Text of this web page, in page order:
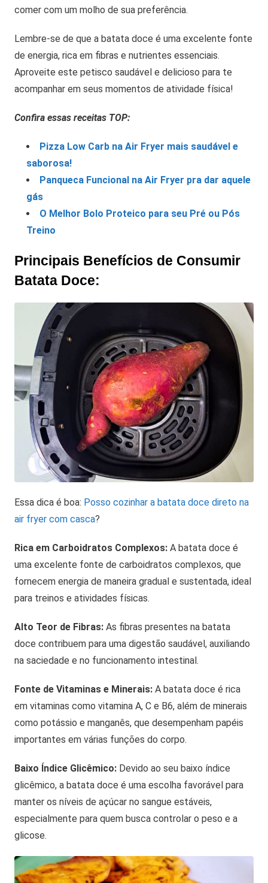
comer com um molho de sua preferência.
Lembre-se de que a batata doce é uma excelente fonte
de energia, rica em fibras e nutrientes essenciais.
Aproveite este petisco saudável e delicioso para te
acompanhar em seus momentos de atividade física!
Confira essas receitas TOP:
Pizza Low Carb na Air Fryer mais saudável e
saborosa!
Panqueca Funcional na Air Fryer pra dar aquele
gás
O Melhor Bolo Proteico para seu Pré ou Pós
Treino
Principais Benefícios de Consumir
Batata Doce:
Essa dica é boa: Posso cozinhar a batata doce direto na
air fryer com casca?
Rica em Carboidratos Complexos: A batata doce é
uma excelente fonte de carboidratos complexos, que
fornecem energia de maneira gradual e sustentada, ideal
para treinos e atividades físicas.
Alto Teor de Fibras: As fibras presentes na batata
doce contribuem para uma digestão saudável, auxiliando
na saciedade e no funcionamento intestinal.
Fonte de Vitaminas e Minerais: A batata doce é rica
em vitaminas como vitamina A, C e B6, além de minerais
como potássio e manganês, que desempenham papéis
importantes em várias funções do corpo.
Baixo Índice Glicêmico: Devido ao seu baixo índice
glicêmico, a batata doce é uma escolha favorável para
manter os níveis de açúcar no sangue estáveis,
especialmente para quem busca controlar o peso e a
glicose.